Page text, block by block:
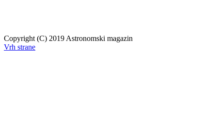
Copyright (C) 2019 Astronomski magazin
Vrh strane